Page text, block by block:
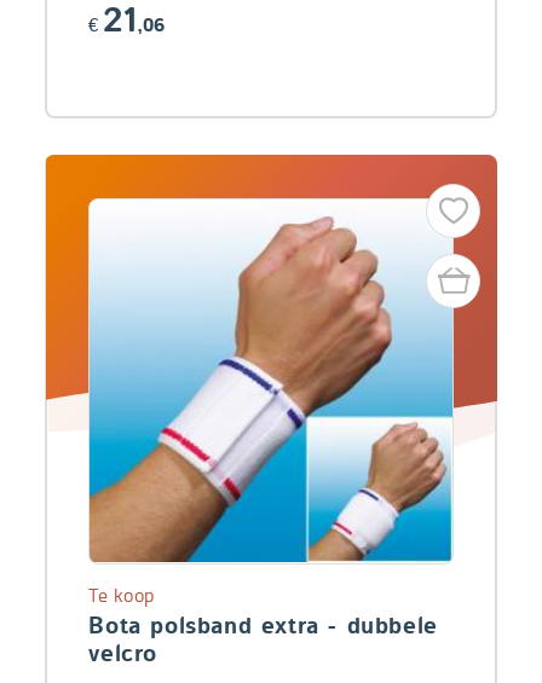
€ 21,06
Bota polsband extra - dubbele
velcro
Te koop